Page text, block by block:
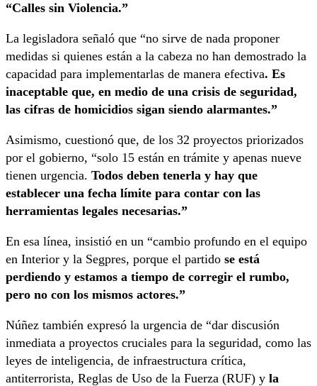
“Calles sin Violencia.”
La legisladora señaló que “no sirve de nada proponer
medidas si quienes están a la cabeza no han demostrado la
capacidad para implementarlas de manera efectiva. Es
inaceptable que, en medio de una crisis de seguridad,
las cifras de homicidios sigan siendo alarmantes.”
Asimismo, cuestionó que, de los 32 proyectos priorizados
por el gobierno, “solo 15 están en trámite y apenas nueve
tienen urgencia. Todos deben tenerla y hay que
establecer una fecha límite para contar con las
herramientas legales necesarias.”
En esa línea, insistió en un “cambio profundo en el equipo
en Interior y la Segpres, porque el partido se está
perdiendo y estamos a tiempo de corregir el rumbo,
pero no con los mismos actores.”
Núñez también expresó la urgencia de “dar discusión
inmediata a proyectos cruciales para la seguridad, como las
leyes de inteligencia, de infraestructura crítica,
antiterrorista, Reglas de Uso de la Fuerza (RUF) y la